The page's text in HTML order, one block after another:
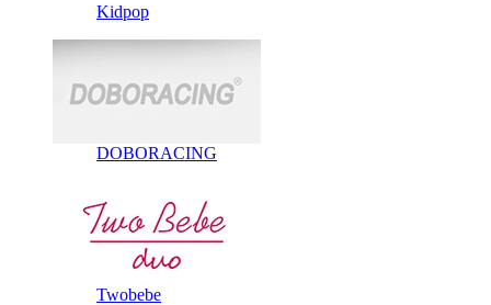
Kidpop
DOBORACING
Twobebe